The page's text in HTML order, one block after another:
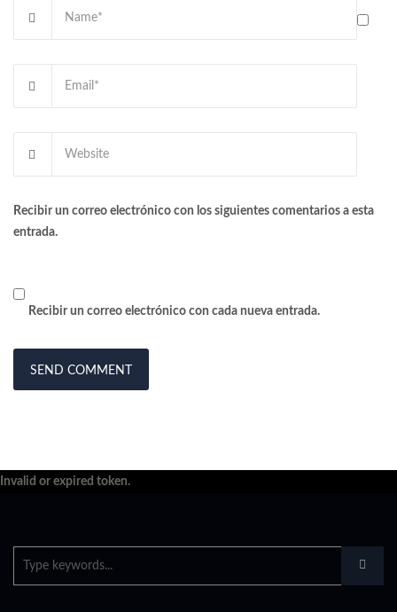
Recibir un correo electrónico con los siguientes comentarios a esta
entrada.
Recibir un correo electrónico con cada nueva entrada.
Invalid or expired token.